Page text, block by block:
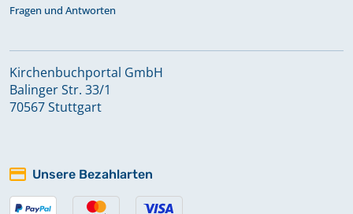
Fragen und Antworten
Kirchenbuchportal GmbH
Balinger Str. 33/1
70567 Stuttgart
Unsere Bezahlarten